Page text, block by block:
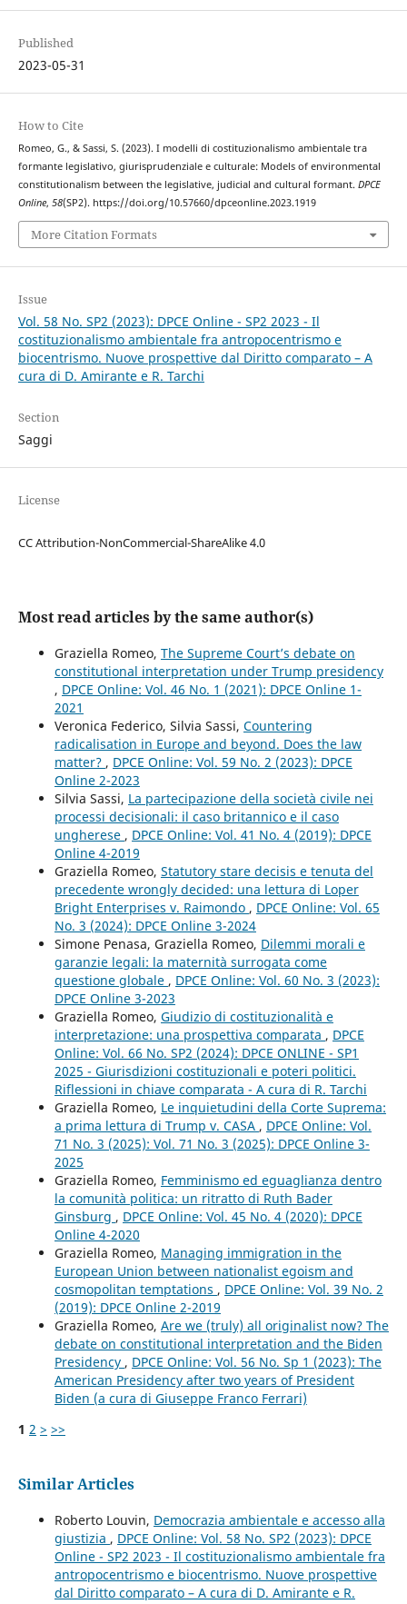
Published
2023-05-31
How to Cite
Romeo, G., & Sassi, S. (2023). I modelli di costituzionalismo ambientale tra
formante legislativo, giurisprudenziale e culturale: Models of environmental
constitutionalism between the legislative, judicial and cultural formant. DPCE
Online, 58(SP2). https://doi.org/10.57660/dpceonline.2023.1919
More Citation Formats
Issue
Vol. 58 No. SP2 (2023): DPCE Online - SP2 2023 - Il
costituzionalismo ambientale fra antropocentrismo e
biocentrismo. Nuove prospettive dal Diritto comparato – A
cura di D. Amirante e R. Tarchi
Section
Saggi
License
CC Attribution-NonCommercial-ShareAlike 4.0
Most read articles by the same author(s)
Graziella Romeo, The Supreme Court’s debate on
constitutional interpretation under Trump presidency
, DPCE Online: Vol. 46 No. 1 (2021): DPCE Online 1-
2021
Veronica Federico, Silvia Sassi, Countering
radicalisation in Europe and beyond. Does the law
matter? , DPCE Online: Vol. 59 No. 2 (2023): DPCE
Online 2-2023
Silvia Sassi, La partecipazione della società civile nei
processi decisionali: il caso britannico e il caso
ungherese , DPCE Online: Vol. 41 No. 4 (2019): DPCE
Online 4-2019
Graziella Romeo, Statutory stare decisis e tenuta del
precedente wrongly decided: una lettura di Loper
Bright Enterprises v. Raimondo , DPCE Online: Vol. 65
No. 3 (2024): DPCE Online 3-2024
Simone Penasa, Graziella Romeo, Dilemmi morali e
garanzie legali: la maternità surrogata come
questione globale , DPCE Online: Vol. 60 No. 3 (2023):
DPCE Online 3-2023
Graziella Romeo, Giudizio di costituzionalità e
interpretazione: una prospettiva comparata , DPCE
Online: Vol. 66 No. SP2 (2024): DPCE ONLINE - SP1
2025 - Giurisdizioni costituzionali e poteri politici.
Riflessioni in chiave comparata - A cura di R. Tarchi
Graziella Romeo, Le inquietudini della Corte Suprema:
a prima lettura di Trump v. CASA , DPCE Online: Vol.
71 No. 3 (2025): Vol. 71 No. 3 (2025): DPCE Online 3-
2025
Graziella Romeo, Femminismo ed eguaglianza dentro
la comunità politica: un ritratto di Ruth Bader
Ginsburg , DPCE Online: Vol. 45 No. 4 (2020): DPCE
Online 4-2020
Graziella Romeo, Managing immigration in the
European Union between nationalist egoism and
cosmopolitan temptations , DPCE Online: Vol. 39 No. 2
(2019): DPCE Online 2-2019
Graziella Romeo, Are we (truly) all originalist now? The
debate on constitutional interpretation and the Biden
Presidency , DPCE Online: Vol. 56 No. Sp 1 (2023): The
American Presidency after two years of President
Biden (a cura di Giuseppe Franco Ferrari)
1 2 > >>
Similar Articles
Roberto Louvin, Democrazia ambientale e accesso alla
giustizia , DPCE Online: Vol. 58 No. SP2 (2023): DPCE
Online - SP2 2023 - Il costituzionalismo ambientale fra
antropocentrismo e biocentrismo. Nuove prospettive
dal Diritto comparato – A cura di D. Amirante e R.